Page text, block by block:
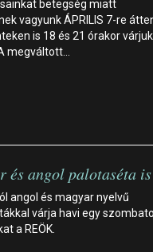
betegség miatt
vagyunk ÁPRILIS 7-re
is 18 és 21 órakor várjuk
megváltott…
és angol palotaséta
angol és magyar nyelvű
várja havi egy
a REÖK.